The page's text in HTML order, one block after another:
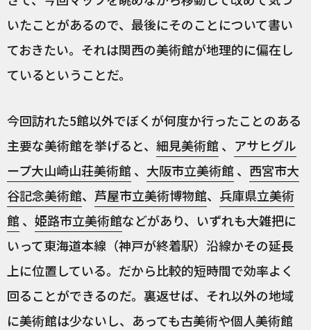
いたことがあるので、最後にそのことについて書い
ておきたい。それは関西の美術館が地理的に偏在し
ているということだ。
今回訪れた5館以外でぼくが何度か行ったことのある
主要な美術館を挙げると、 細見美術館 、 アサヒグル
ープ大山崎山荘美術館 、 大阪市立美術館 、 西宮市大
谷記念美術館、 芦屋市立美術博物館、 兵庫県立美術
館 、 姫路市立美術館などがあり、いずれも大雑把に
いって東海道本線（神戸が終着駅）沿線かその延長
上に位置している。だから比較的短時間で効率よく
回ることができるのだ。裏返せば、それ以外の地域
に美術館は少ないし、あっても古美術や個人美術館